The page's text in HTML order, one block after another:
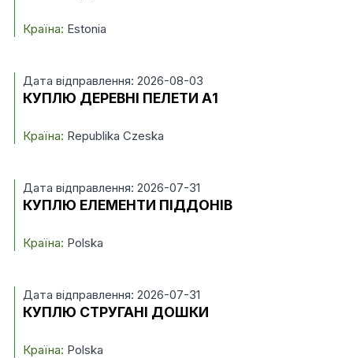
Країна: Estonia
Дата відправлення: 2026-08-03
КУПЛЮ ДЕРЕВНІ ПЕЛЕТИ А1
Країна: Republika Czeska
Дата відправлення: 2026-07-31
КУПЛЮ ЕЛЕМЕНТИ ПІДДОНІВ
Країна: Polska
Дата відправлення: 2026-07-31
КУПЛЮ СТРУГАНІ ДОШКИ
Країна: Polska